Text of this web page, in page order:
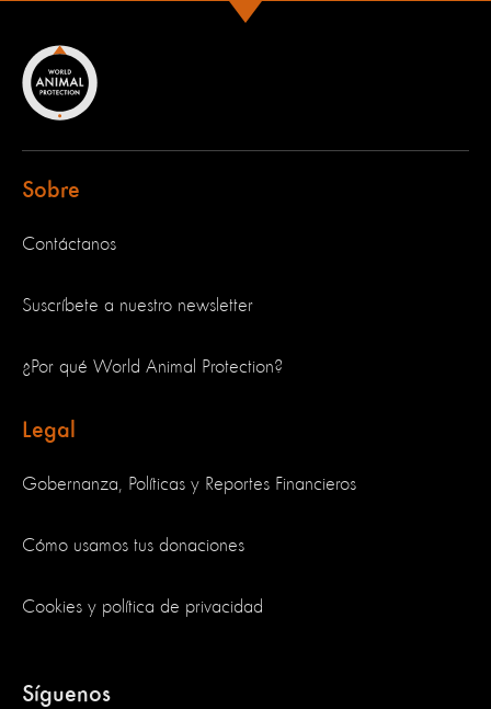
Sobre
Contáctanos
Suscríbete a nuestro newsletter
¿Por qué World Animal Protection?
Legal
Gobernanza, Políticas y Reportes Financieros
Cómo usamos tus donaciones
Cookies y política de privacidad
Síguenos